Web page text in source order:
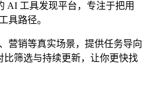
AI 工具发现平台，专注于把用
具路径。
营销等真实场景，提供任务导向
筛选与持续更新，让你更快找